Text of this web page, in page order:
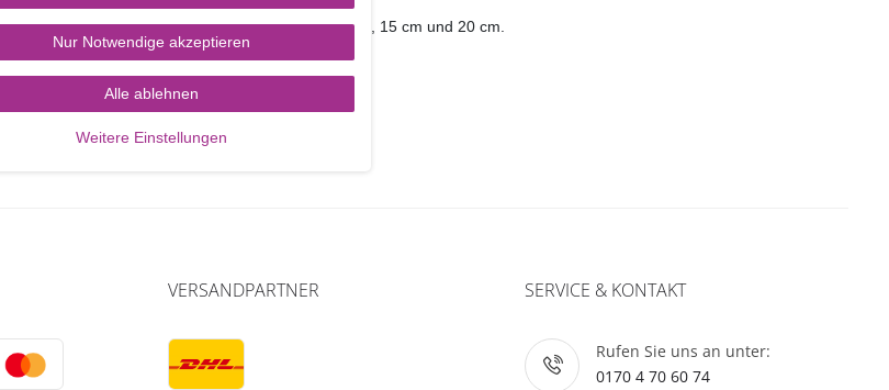
gibt es in drei verschiedenen Längen, 10 cm, 15 cm und 20 cm.
VERSANDPARTNER SERVICE & KONTAKT
Rufen Sie uns an unter:
0170 4 70 60 74
Nur Notwendige akzeptieren
Alle ablehnen
Weitere Einstellungen